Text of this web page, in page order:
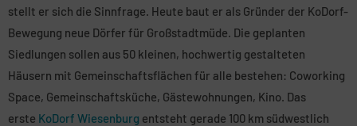
stellt er sich die Sinnfrage. Heute baut er als Gründer der KoDorf-
Bewegung neue Dörfer für Großstadtmüde. Die geplanten
Siedlungen sollen aus 50 kleinen, hochwertig gestalteten
Häusern mit Gemeinschaftsflächen für alle bestehen: Coworking
Space, Gemeinschaftsküche, Gästewohnungen, Kino. Das
erste KoDorf Wiesenburg entsteht gerade 100 km südwestlich